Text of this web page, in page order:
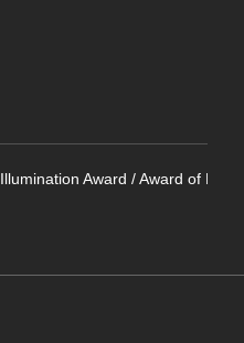
Illumination Award / Award of Merit